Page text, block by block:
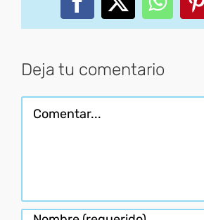
Facebook
X
Deja tu comentario
Comentar